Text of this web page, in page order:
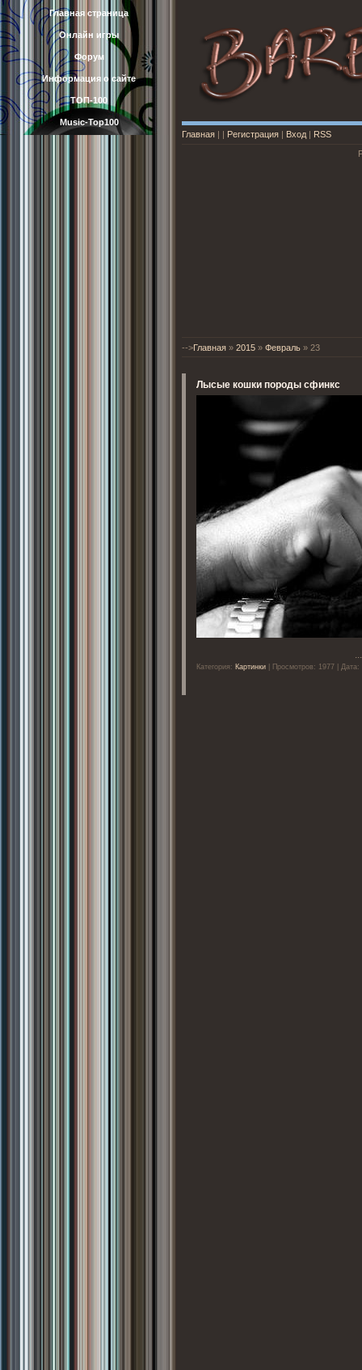
Главная страница
Онлайн игры
Форум
Информация о сайте
ТОП-100
Music-Top100
Главная
Регистрация Вход
RSS
-->Главная » 2015 » Февраль » 23
Лысые кошки породы сфинкс
Категория: Картинки | Просмотров: 1977 |